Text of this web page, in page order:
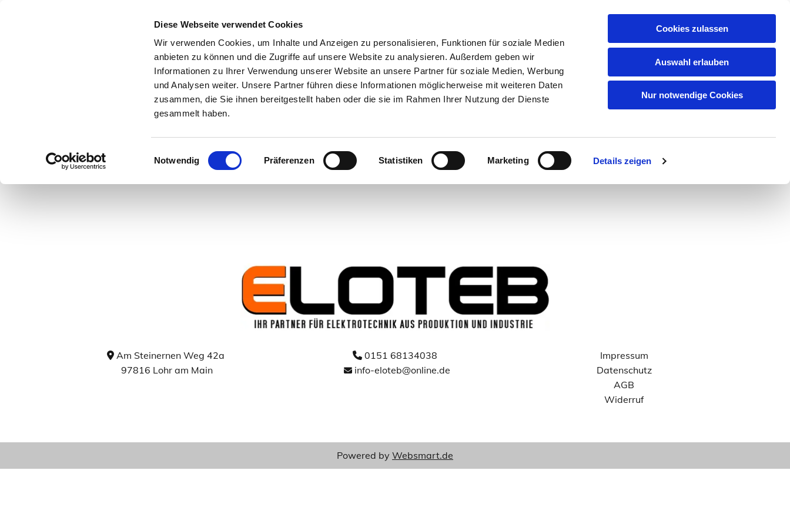
Diese Webseite verwendet Cookies
Wir verwenden Cookies, um Inhalte und Anzeigen zu personalisieren, Funktionen für soziale Medien
anbieten zu können und die Zugriffe auf unsere Website zu analysieren. Außerdem geben wir
Informationen zu Ihrer Verwendung unserer Website an unsere Partner für soziale Medien, Werbung
und Analysen weiter. Unsere Partner führen diese Informationen möglicherweise mit weiteren Daten
zusammen, die Sie ihnen bereitgestellt haben oder die sie im Rahmen Ihrer Nutzung der Dienste
gesammelt haben.
Einwilligungsauswahl
Notwendig Präferenzen Statistiken Marketing Details zeigen
Cookies zulassen
Auswahl erlauben
Nur notwendige Cookies
Shop
Artikelsuche
Warenkorb
Über uns Leistungen Reparaturservice Produktkatalog Referenzen Ankauf Qualität Partner/Marken Kontakt
Hier geht es zu unserenAGB, zum Widerrufsrecht, zum Impressum und zu unserem Datenschutz.
Am Steinernen Weg 42a
97816 Lohr am Main
 0151 68134038
 info-eloteb@online.de
Impressum
Datenschutz
AGB
Widerruf
Powered by Websmart.de